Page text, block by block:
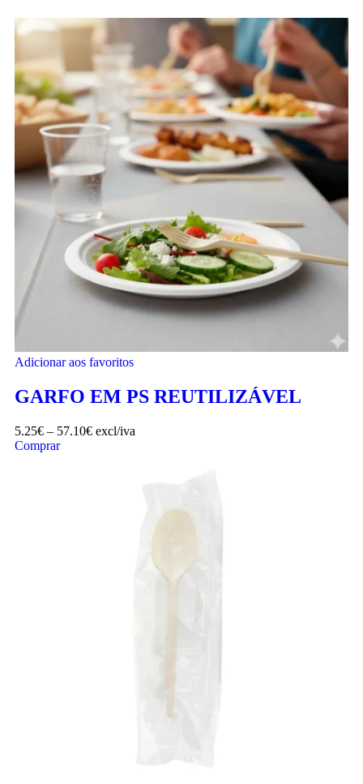
Adicionar aos favoritos
GARFO EM PS REUTILIZÁVEL
5.25€ – 57.10€ excl/iva
Comprar